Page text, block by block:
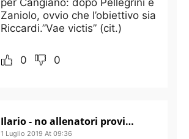
Zaniolo, ovvio che l’obiettivo sia
Riccardi.”Vae victis” (cit.)
0 0
Ilario - no allenatori provinciali, no p&p, no plusvalenze.
1 Luglio 2019 At 09:36